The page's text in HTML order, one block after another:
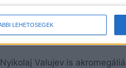
LEHETŐSÉGEK
küzdelemben, de ez a
lehet
Valujev is